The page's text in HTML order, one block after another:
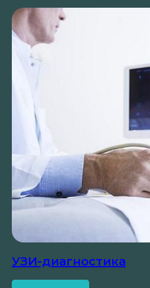
УЗИ-диагностика